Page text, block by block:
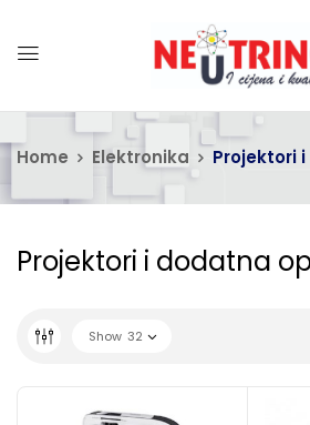
Home Elektronika Projektori
Projektori i dodatna
Show 32